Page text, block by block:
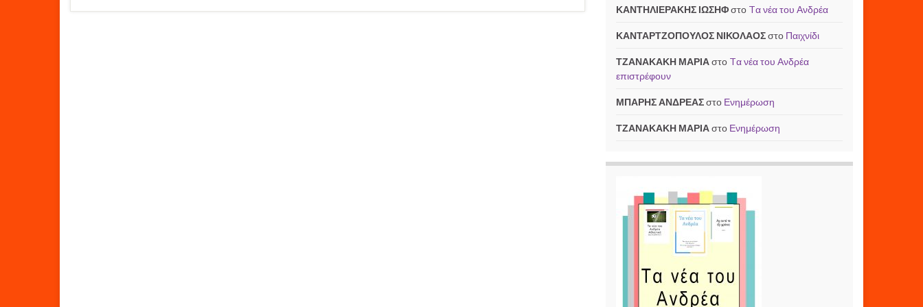
ΚΑΝΤΗΛΙΕΡΑΚΗΣ ΙΩΣΗΦστο Tα νέα του Ανδρέα
ΚΑΝΤΑΡΤΖΟΠΟΥΛΟΣ ΝΙΚΟΛΑΟΣστο Παιχνίδι
ΤΖΑΝΑΚΑΚΗ ΜΑΡΙΑστο Tα νέα του Ανδρέα
επιστρέφουν
ΜΠΑΡΗΣ ΑΝΔΡΕΑΣστο Ενημέρωση
ΤΖΑΝΑΚΑΚΗ ΜΑΡΙΑστο Ενημέρωση